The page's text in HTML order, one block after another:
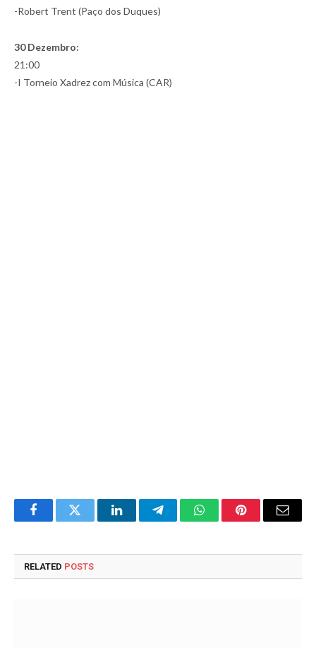
-Robert Trent (Paço dos Duques)
30 Dezembro:
21:00
-I Torneio Xadrez com Música (CAR)
FacebookTwitter LinkedInTelegramWhatsAppPinterestEmail
RELATED POSTS